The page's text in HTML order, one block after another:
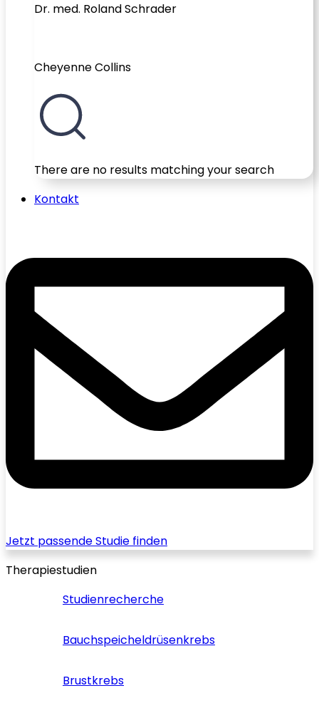
Dr. med. Roland Schrader
Cheyenne Collins
There are no results matching your search
Kontakt
Jetzt passende Studie finden
Therapiestudien
Studienrecherche
Bauchspeicheldrüsenkrebs
Brustkrebs